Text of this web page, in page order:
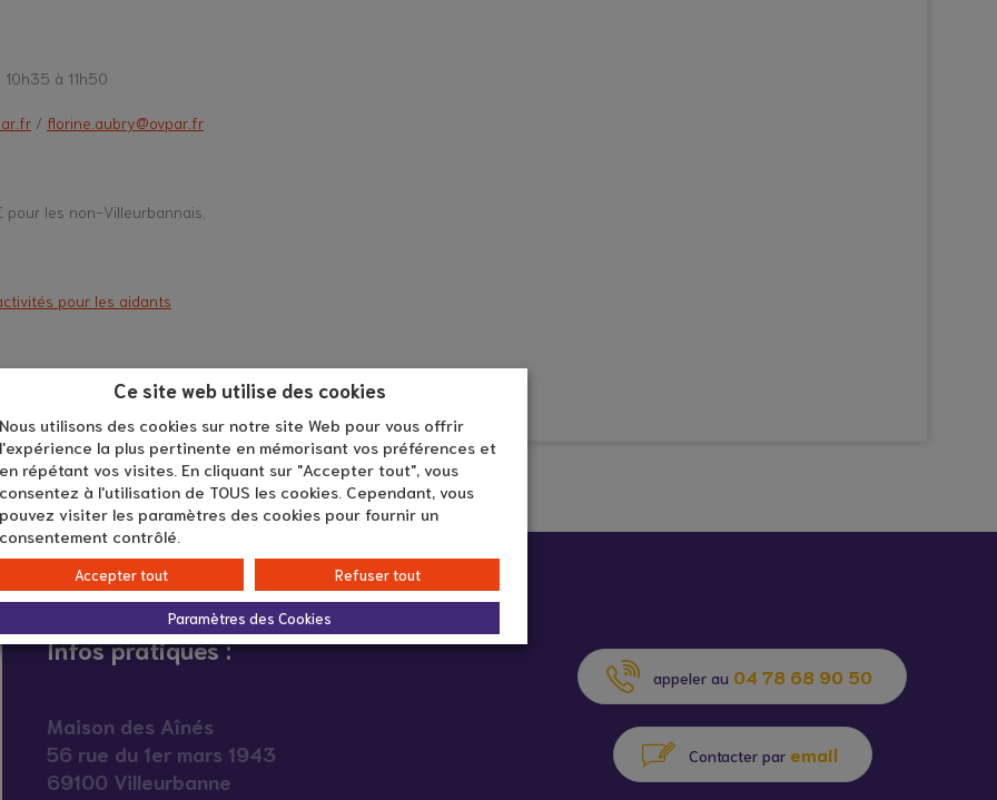
à 11h50
/ florine.aubry@ovpar.fr
les non-Villeurbannais.
pour les aidants
Infos pratiques :
Maison des Aînés
56 rue du 1er mars 1943
69100 Villeurbanne
appeler au 04 78 68 90 50
Contacter par email
Ce site web utilise des cookies
Nous utilisons des cookies sur notre site Web pour vous offrir
l'expérience la plus pertinente en mémorisant vos préférences et
en répétant vos visites. En cliquant sur "Accepter tout", vous
consentez à l'utilisation de TOUS les cookies. Cependant, vous
pouvez visiter les paramètres des cookies pour fournir un
consentement contrôlé.
Accepter tout Refuser tout
Paramètres des Cookies